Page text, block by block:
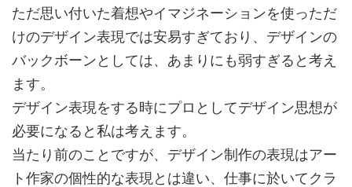
ただ思い付いた着想やイマジネーションを使っただ
けのデザイン表現では安易すぎており、デザインの
バックボーンとしては、あまりにも弱すぎると考え
ます。
デザイン表現をする時にプロとしてデザイン思想が
必要になると私は考えます。
当たり前のことですが、デザイン制作の表現はアー
ト作家の個性的な表現とは違い、仕事に於いてクラ